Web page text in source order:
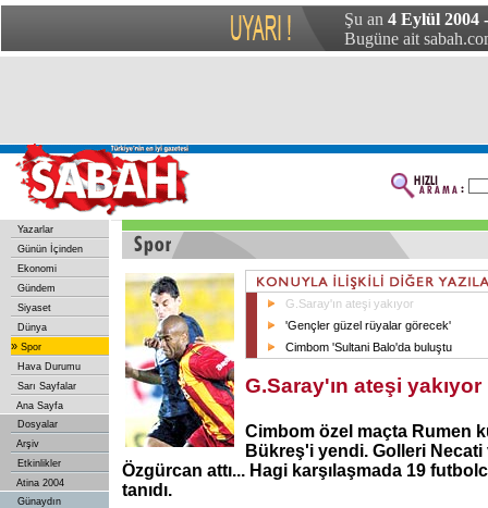
Şu an 4 Eylül 2004
Bugüne ait
Yazarlar
Günün İçinden
Ekonomi
Gündem
Siyaset
Dünya
» Spor
Hava Durumu
Sarı Sayfalar
Ana Sayfa
Dosyalar
Arşiv
Etkinlikler
Atina 2004
Günaydın
G.Saray'ın ateşi yakıyor
'Gençler güzel rüyalar görecek'
Cimbom 'Sultani Balo'da buluştu
G.Saray'ın ateşi yakıyor
Cimbom özel maçta Rumen
Bükreş'i yendi. Golleri
Özgürcan attı... Hagi karşılaşmada 19
tanıdı.